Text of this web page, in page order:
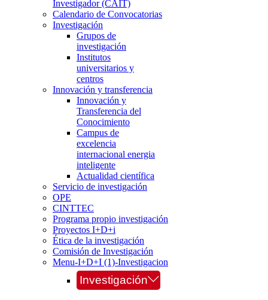
Investigador (CAIT)
Calendario de Convocatorias
Investigación
Grupos de
investigación
Institutos
universitarios y
centros
Innovación y transferencia
Innovación y
Transferencia del
Conocimiento
Campus de
excelencia
internacional energia
inteligente
Actualidad científica
Servicio de investigación
OPE
CINTTEC
Programa propio investigación
Proyectos I+D+i
Ética de la investigación
Comisión de Investigación
Menu-I+D+I (1)-Investigacion
Investigación